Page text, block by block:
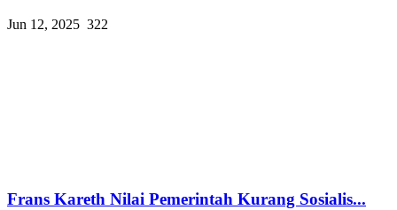
Jun 12, 2025 322
Frans Kareth Nilai Pemerintah Kurang Sosialis...